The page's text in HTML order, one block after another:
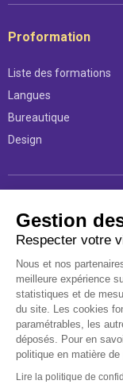
Proformation
Liste des formations
Langues
Bureautique
Design
Mentions légales
Conditions
Politique d'utilisation
Règlement intérieur
Déclaration
Gestion
Respecter votre
Nous et nos
meilleure expérience
statistiques et de
du site. Les cookies
paramétrables, les
déposés. Pour en
politique en matière
Lire la politique de